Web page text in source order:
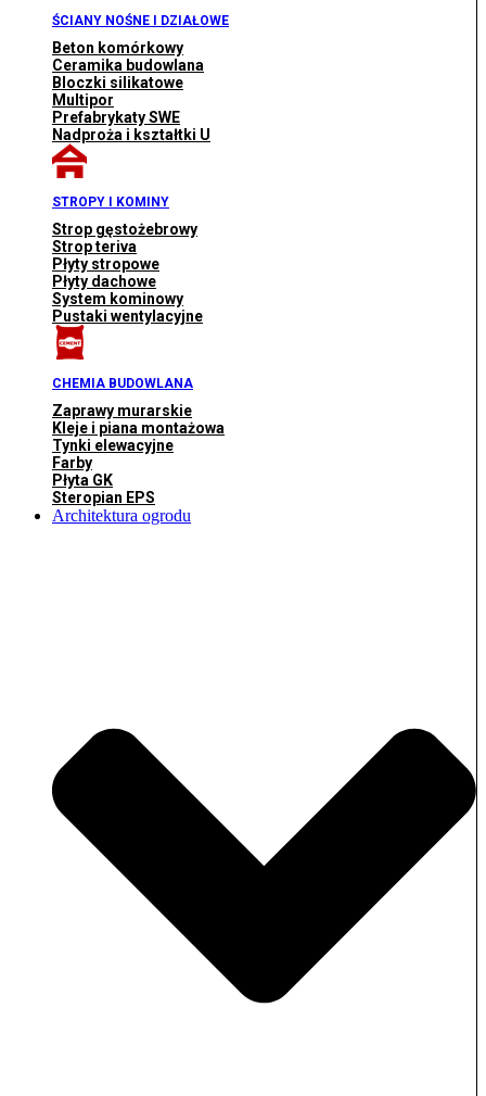
ŚCIANY NOŚNE I DZIAŁOWE
Beton komórkowy
Ceramika budowlana
Bloczki silikatowe
Multipor
Prefabrykaty SWE
Nadproża i kształtki U
STROPY I KOMINY
Strop gęstożebrowy
Strop teriva
Płyty stropowe
Płyty dachowe
System kominowy
Pustaki wentylacyjne
CHEMIA BUDOWLANA
Zaprawy murarskie
Kleje i piana montażowa
Tynki elewacyjne
Farby
Płyta GK
Steropian EPS
Architektura ogrodu